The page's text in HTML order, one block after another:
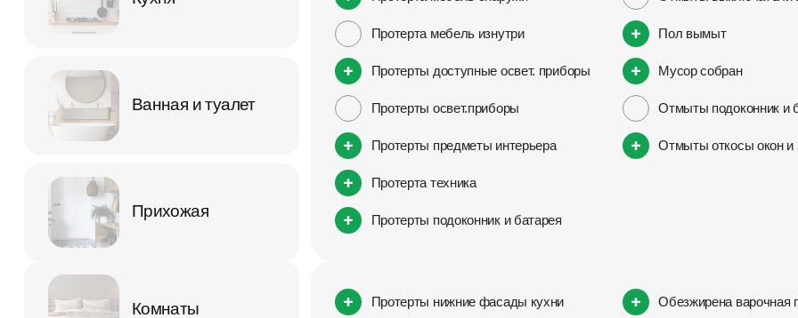
Протерта мебель изнутри
Протерты доступные освет. приборы
Протерты освет.приборы
Протерты предметы интерьера
Протерта техника
Протерты подоконник и батарея
Пол вымыт
Мусор собран
Отмыты подоконник и
Отмыты откосы окон и
Ванная и туалет
Прихожая
Комнаты Протерты нижние фасады кухни Обезжирена варочная